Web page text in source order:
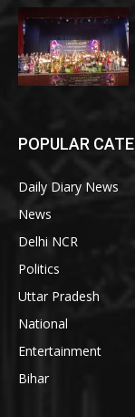
POPULAR
Daily Diary News
News
Delhi NCR
Politics
Uttar Pradesh
National
Entertainment
Bihar